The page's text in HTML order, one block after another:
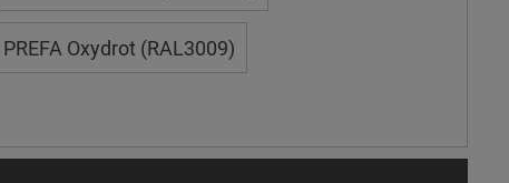
PREFA Oxydrot (RAL3009)